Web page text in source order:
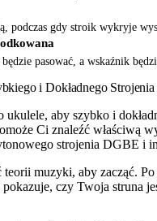
podczas gdy stroik wykryje
pasować, a wskaźnik
i Dokładnego Strojenia
aby szybko i
Ci znaleźć właściwą
strojenia DGBE i
teorii muzyki, aby zacząć.
czy Twoja struna